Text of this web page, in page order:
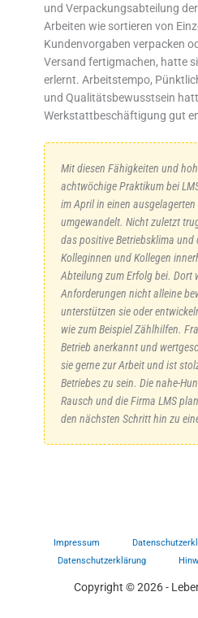
und Verpackungsabteilung
Arbeiten wie sortieren von
Kundenvorgaben verpacken
Versand fertigmachen, hatte
erlernt. Arbeitstempo,
und Qualitätsbewusstsein
Werkstattbeschäftigung gut
Mit diesen Fähigkeiten und
achtwöchige Praktikum bei
im April in einen
umgewandelt. Nicht zuletzt
das positive Betriebsklima und
Kolleginnen und Kollegen
Abteilung zum Erfolg bei. Dort
Anforderungen nicht alleine
unterstützen sie oder
wie zum Beispiel Zählhilfen.
Betrieb anerkannt und
sie gerne zur Arbeit und ist
Betriebes zu sein. Die nahe-
Rausch und die Firma LMS
den nächsten Schritt hin zu
Impressum
Datenschutzerklärung
Copyright © 2026 -